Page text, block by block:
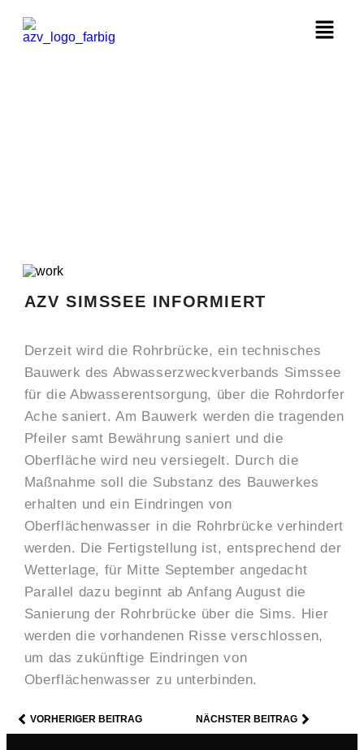
AZV SIMSSEE INFORMIERT
Derzeit wird die Rohrbrücke, ein technisches
Bauwerk des Abwasserzweckverbands Simssee
für die Abwasserentsorgung, über die Rohrdorfer
Ache saniert. Am Bauwerk werden die tragenden
Pfeiler samt Bewährung saniert und die
Oberfläche wird neu versiegelt. Durch die
Maßnahme soll die Substanz des Bauwerkes
erhalten und ein Eindringen von
Oberflächenwasser in die Rohrbrücke verhindert
werden. Die Fertigstellung ist, entsprechend der
Wetterlage, für Mitte September angedacht
Parallel dazu beginnt ab Anfang August die
Sanierung der Rohrbrücke über die Sims. Hier
werden die vorhandenen Risse verschlossen,
um das zukünftige Eindringen von
Oberflächenwasser zu unterbinden.
VORHERIGER BEITRAG NÂCHSTER BEITRAG